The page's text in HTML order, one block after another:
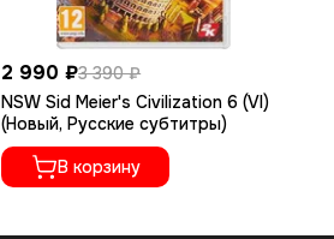
2 990 ₽3 390 ₽
NSW Sid Meier's Civilization 6 (VI)
(Новый, Русские субтитры)
В корзину